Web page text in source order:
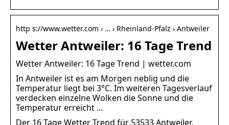
http s://www.wetter.com › … › Rheinland-Pfalz › Antweiler
Wetter Antweiler: 16 Tage Trend
Wetter Antweiler: 16 Tage Trend | wetter.com
In Antweiler ist es am Morgen neblig und die
Temperatur liegt bei 3°C. Im weiteren Tagesverlauf
verdecken einzelne Wolken die Sonne und die
Temperatur erreicht …
Der 16 Tage Wetter Trend für 53533 Antweiler.